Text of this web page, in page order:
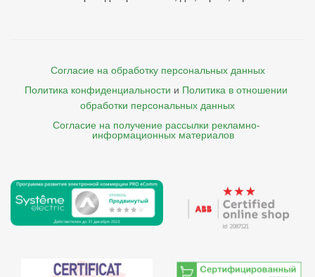
Согласие на обработку персональных данных
Политика конфиденциальности и Политика в отношении
обработки персональных данных
Согласие на получение рассылки рекламно-
    информационных материалов